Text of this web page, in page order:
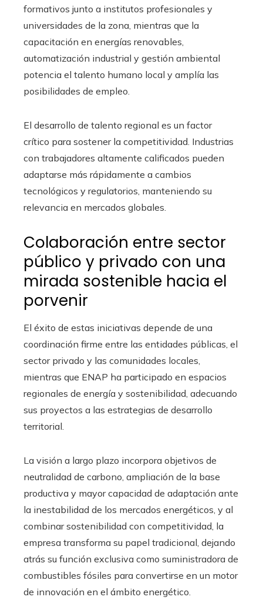
formativos junto a institutos profesionales y
universidades de la zona, mientras que la
capacitación en energías renovables,
automatización industrial y gestión ambiental
potencia el talento humano local y amplía las
posibilidades de empleo.
El desarrollo de talento regional es un factor
crítico para sostener la competitividad. Industrias
con trabajadores altamente calificados pueden
adaptarse más rápidamente a cambios
tecnológicos y regulatorios, manteniendo su
relevancia en mercados globales.
Colaboración entre sector
público y privado con una
mirada sostenible hacia el
porvenir
El éxito de estas iniciativas depende de una
coordinación firme entre las entidades públicas, el
sector privado y las comunidades locales,
mientras que ENAP ha participado en espacios
regionales de energía y sostenibilidad, adecuando
sus proyectos a las estrategias de desarrollo
territorial.
La visión a largo plazo incorpora objetivos de
neutralidad de carbono, ampliación de la base
productiva y mayor capacidad de adaptación ante
la inestabilidad de los mercados energéticos, y al
combinar sostenibilidad con competitividad, la
empresa transforma su papel tradicional, dejando
atrás su función exclusiva como suministradora de
combustibles fósiles para convertirse en un motor
de innovación en el ámbito energético.